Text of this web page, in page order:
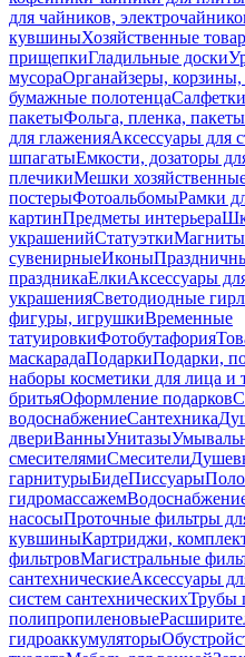
для чайников,
кувшиныХозяйственные
прищепкиГладильные доски
мусораОрганайзеры,
бумажные полотенца
пакетыФольга, пленка, пакеты
для глаженияАксессуары для
шпагатыЕмкости, дозаторы
плечикиМешки
постерыФотоальбомыРамки
картинПредметы интерьера
украшенийСтатуэткиМагниты
сувенирныеИконы
праздникаЕлкиАксессуары
украшенияСветодиодные
фигуры, игрушкиВременные
татуировкиФотобутафория
маскарадаПодаркиПодарки,
наборы косметики для лица и
бритьяОформление подарков
водоснабжениеСантехника
двериВанныУнитазы
смесителямиСмесители
гарнитурыБидеПиссуары
гидромассажем
насосыПроточные фильтры
кувшиныКартриджи,
фильтровМагистральные
сантехническиеАксессуары
систем сантехническихТрубы
полипропиленовые
гидроаккумуляторы